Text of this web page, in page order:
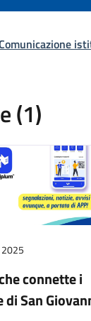
(1)
2025
connette i
San